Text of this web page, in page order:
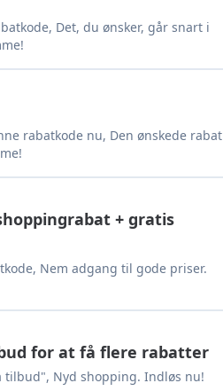
Det, du ønsker, går snart i
rabatkode nu, Den ønskede rabat
+ gratis
Nem adgang til gode priser.
for at få flere rabatter
tilbud", Nyd shopping. Indløs nu!